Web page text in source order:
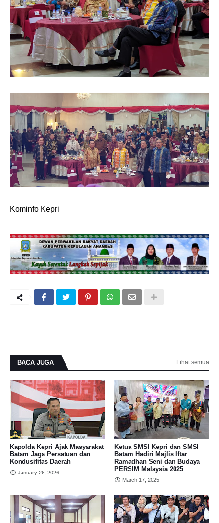
Kominfo Kepri
BACA JUGA Lihat semua
Kapolda Kepri Ajak Masyarakat
Batam Jaga Persatuan dan
Kondusifitas Daerah
January 26, 2026
Ketua SMSI Kepri dan SMSI
Batam Hadiri Majlis Iftar
Ramadhan Seni dan Budaya
PERSIM Malaysia 2025
March 17, 2025